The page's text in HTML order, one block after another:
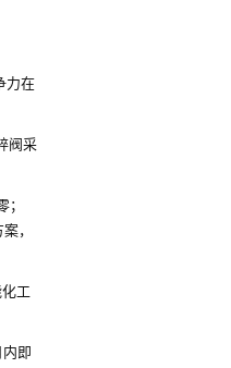
力在
阀采
，
工
即